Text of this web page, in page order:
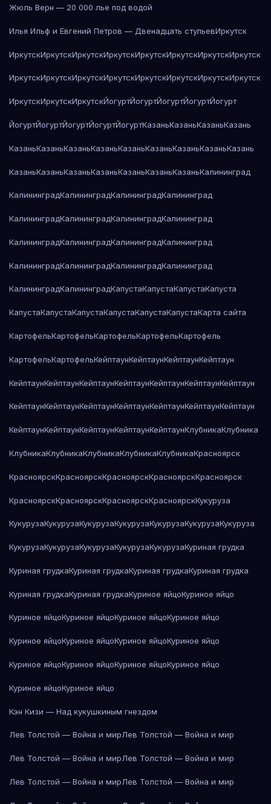
Жюль Верн — 20 000 лье под водой
Илья Ильф и Евгений Петров — Двенадцать стульевИркутск
ИркутскИркутскИркутскИркутскИркутскИркутскИркутскИркутск
ИркутскИркутскИркутскИркутскИркутскИркутскИркутскИркутск
ИркутскИркутскИркутскЙогуртЙогуртЙогуртЙогуртЙогурт
ЙогуртЙогуртЙогуртЙогуртЙогуртКазаньКазаньКазаньКазань
КазаньКазаньКазаньКазаньКазаньКазаньКазаньКазаньКазань
КазаньКазаньКазаньКазаньКазаньКазаньКазаньКалининград
КалининградКалининградКалининградКалининград
КалининградКалининградКалининградКалининград
КалининградКалининградКалининградКалининград
КалининградКалининградКалининградКалининград
КалининградКалининградКапустаКапустаКапустаКапуста
КапустаКапустаКапустаКапустаКапустаКапустаКарта сайта
КартофельКартофельКартофельКартофельКартофель
КартофельКартофельКейптаунКейптаунКейптаунКейптаун
КейптаунКейптаунКейптаунКейптаунКейптаунКейптаунКейптаун
КейптаунКейптаунКейптаунКейптаунКейптаунКейптаунКейптаун
КейптаунКейптаунКейптаунКейптаунКейптаунКлубникаКлубника
КлубникаКлубникаКлубникаКлубникаКлубникаКрасноярск
КрасноярскКрасноярскКрасноярскКрасноярскКрасноярск
КрасноярскКрасноярскКрасноярскКрасноярскКукуруза
КукурузаКукурузаКукурузаКукурузаКукурузаКукурузаКукуруза
КукурузаКукурузаКукурузаКукурузаКукурузаКуриная грудка
Куриная грудкаКуриная грудкаКуриная грудкаКуриная грудка
Куриная грудкаКуриная грудкаКуриное яйцоКуриное яйцо
Куриное яйцоКуриное яйцоКуриное яйцоКуриное яйцо
Куриное яйцоКуриное яйцоКуриное яйцоКуриное яйцо
Куриное яйцоКуриное яйцоКуриное яйцоКуриное яйцо
Куриное яйцоКуриное яйцо
Кэн Кизи — Над кукушкиным гнездом
Лев Толстой — Война и мирЛев Толстой — Война и мир
Лев Толстой — Война и мирЛев Толстой — Война и мир
Лев Толстой — Война и мирЛев Толстой — Война и мир